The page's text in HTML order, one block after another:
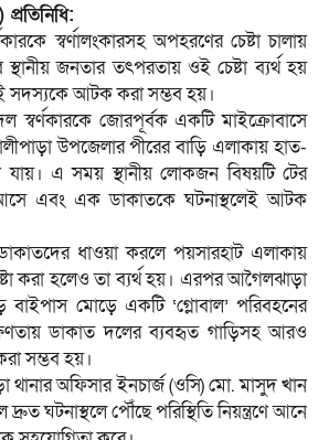
স্বর্ণালংকারসহ অপহরণের চেষ্টা চালায়
জনতার তৎপরতায় ওই চেষ্টা ব্যর্থ হয়
সদস্যকে আটক করা সম্ভব হয়।
স্বর্ণকারকে জোরপূর্বক একটি মাইক্রোবাসে
উপজেলার পীরের বাড়ি এলাকায় হাত-
যায়। এ সময় স্থানীয় লোকজন বিষয়টি টের
এবং এক ডাকাতকে ঘটনাস্থলেই আটক
ধাওয়া করলে পয়সারহাট এলাকায়
করা হলেও তা ব্যর্থ হয়। এরপর আগৈলঝাড়া
বাইপাস মোড়ে একটি ‘গ্লোবাল’ পরিবহনের
ডাকাত দলের ব্যবহৃত গাড়িসহ আরও
সম্ভব হয়।
অফিসার ইনচার্জ (ওসি) মো. মাসুদ খান
ঘটনাস্থলে পৌঁছে পরিস্থিতি নিয়ন্ত্রণে আনে